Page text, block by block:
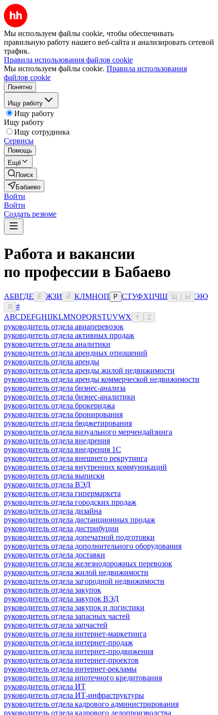
Мы используем файлы cookie, чтобы обеспечивать
правильную работу нашего веб-сайта и анализировать сетевой
трафик.
Правила использования файлов cookie
Мы используем файлы cookie. Правила использования
файлов cookie
Понятно
Ищу работу
Ищу работу
Ищу работу
Ищу сотрудника
Сервисы
Помощь
Ещё
Поиск
Бабаево
Войти
Войти
Создать резюме
Работа и вакансии
по профессии в Бабаево
АБВГДЕ Ё ЖЗИ Й КЛМНОП Р СТУФХЦЧШ Ы ЭЮ
Я
#
ABCDEFGHIJKLMNOPQRSTUVWX Y Z
руководитель отдела авиаперевозок
руководитель отдела активных продаж
руководитель отдела аналитики
руководитель отдела арендных отношений
руководитель отдела аренды
руководитель отдела аренды жилой недвижимости
руководитель отдела аренды коммерческой недвижимости
руководитель отдела бизнес-анализа
руководитель отдела бизнес-аналитики
руководитель отдела брокериджа
руководитель отдела бронирования
руководитель отдела бюджетирования
руководитель отдела визуального мерчендайзинга
руководитель отдела внедрения
руководитель отдела внедрения 1С
руководитель отдела внешнего рекрутинга
руководитель отдела внутренних коммуникаций
руководитель отдела выписки
руководитель отдела ВЭД
руководитель отдела гипермаркета
руководитель отдела городских продаж
руководитель отдела дизайна
руководитель отдела дистанционных продаж
руководитель отдела дистрибуции
руководитель отдела допечатной подготовки
руководитель отдела дополнительного оборудования
руководитель отдела доставки
руководитель отдела железнодорожных перевозок
руководитель отдела жилой недвижимости
руководитель отдела загородной недвижимости
руководитель отдела закупок
руководитель отдела закупок ВЭД
руководитель отдела закупок и логистики
руководитель отдела запасных частей
руководитель отдела запчастей
руководитель отдела интернет-маркетинга
руководитель отдела интернет-продаж
руководитель отдела интернет-продвижения
руководитель отдела интернет-проектов
руководитель отдела интернет-рекламы
руководитель отдела ипотечного кредитования
руководитель отдела ИТ
руководитель отдела ИТ-инфраструктуры
руководитель отдела кадрового администрирования
руководитель отдела кадрового делопроизводства